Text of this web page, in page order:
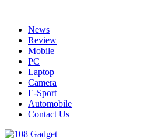
contentNews
Review
Mobile
PC
Laptop
Camera
E-Sport
Automobile
Contact Us